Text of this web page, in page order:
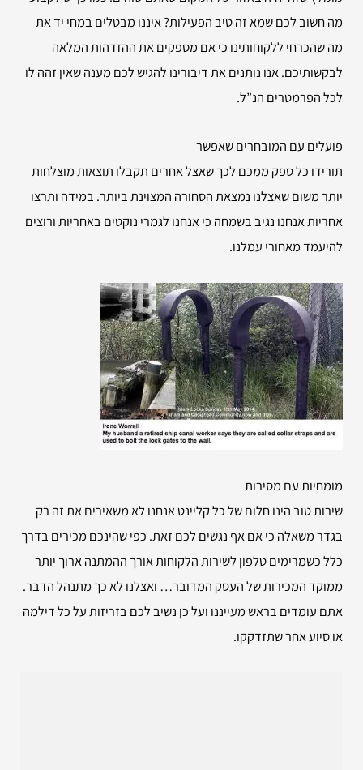
מה חשוב לכם שמא זה טיב הפעילות? איננו מבטלים במחי יד את
מה שהכרחי ללקוחותינו כי אם מספקים את ההזדהות המלאה
לבקשותיכם. אנו נותנים את דיבורינו להגיש לכם מענה שאין זהה לו
לכל הפרמטרים הנ”ל.
פועלים עם המובחרים שאפשר
תורידו כל ספק ממכם לכך שאצל אחרים תקבלו תוצאות מוצלחות
יותר משום שאצלנו נמצאת הסחורה המצוינת ביותר. במידה ותרצו
אחריות אנחנו נגיב בשמחה כי אנחנו לגמרי נוקטים באחריות ורוצים
להיעמד מאחורי עמלנו.
מומחיות עם מסירות
שירות טוב הינו חלום של כל קליינט אנחנו לא משאירים את זה רק
בגדר משאלה כי אם אף נגשים לכם זאת. כפי שהינכם מכירים בדרך
כלל כשמרימים טלפון לשירות הלקוחות אורך ההמתנה ארוך יותר
ממוקד המכירות של העסק המדובר… ואצלנו לא כך מתנהל הדבר.
אתם עומדים בראש מעייננו ועל כן נשיב לכם בזריזות על כל דילמה
או סיוע אחר שתזדקקו.